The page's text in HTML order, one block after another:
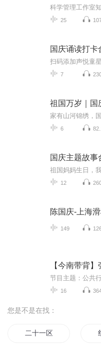
25
国庆诵读打卡
7
祖国万岁｜国
6
国庆主题故事
12
陈国庆-上海
149
【今南带背
16
您是不是在找：
二十一区